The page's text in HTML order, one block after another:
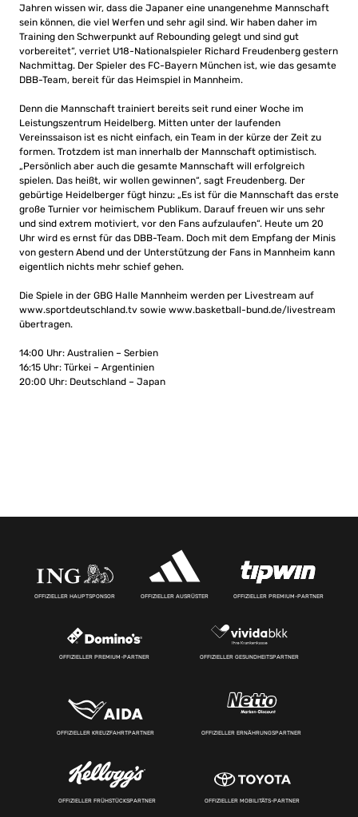
Jahren wissen wir, dass die Japaner eine unangenehme Mannschaft
sein können, die viel Werfen und sehr agil sind. Wir haben daher im
Training den Schwerpunkt auf Rebounding gelegt und sind gut
vorbereitet“, verriet U18-Nationalspieler Richard Freudenberg gestern
Nachmittag. Der Spieler des FC-Bayern München ist, wie das gesamte
DBB-Team, bereit für das Heimspiel in Mannheim.
Denn die Mannschaft trainiert bereits seit rund einer Woche im
Leistungszentrum Heidelberg. Mitten unter der laufenden
Vereinssaison ist es nicht einfach, ein Team in der kürze der Zeit zu
formen. Trotzdem ist man innerhalb der Mannschaft optimistisch.
„Persönlich aber auch die gesamte Mannschaft will erfolgreich
spielen. Das heißt, wir wollen gewinnen“, sagt Freudenberg. Der
gebürtige Heidelberger fügt hinzu: „Es ist für die Mannschaft das erste
große Turnier vor heimischem Publikum. Darauf freuen wir uns sehr
und sind extrem motiviert, vor den Fans aufzulaufen“. Heute um 20
Uhr wird es ernst für das DBB-Team. Doch mit dem Empfang der Minis
von gestern Abend und der Unterstützung der Fans in Mannheim kann
eigentlich nichts mehr schief gehen.
Die Spiele in der GBG Halle Mannheim werden per Livestream auf
www.sportdeutschland.tv sowie www.basketball-bund.de/livestream
übertragen.
14:00 Uhr: Australien – Serbien
16:15 Uhr: Türkei – Argentinien
20:00 Uhr: Deutschland – Japan
OFFIZIELLER HAUPTSPONSOR OFFIZIELLER AUSRÜSTER OFFIZIELLER PREMIUM-PARTNER
OFFIZIELLER PREMIUM-PARTNER OFFIZIELLER GESUNDHEITSPARTNER
OFFIZIELLER KREUZFAHRTPARTNER OFFIZIELLER ERNÄHRUNGSPARTNER
OFFIZIELLER FRÜHSTÜCKSPARTNER OFFIZIELLER MOBILITÄTS-PARTNER